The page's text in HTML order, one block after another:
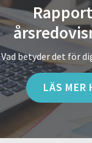
Vad betyder det för
LÄS MER